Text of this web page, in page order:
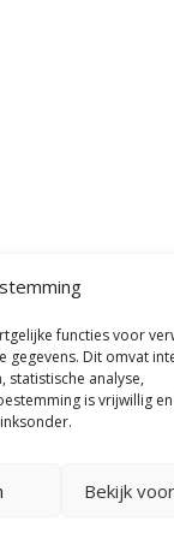
functies voor
Dit omvat
statistische analyse,
is vrijwillig
Bekijk
en
De